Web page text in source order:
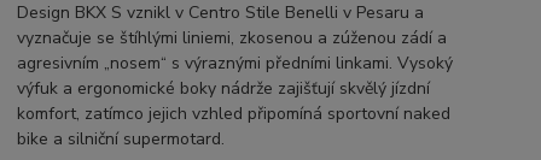
Design BKX S vznikl v Centro Stile Benelli v Pesaru a
vyznačuje se štíhlými liniemi, zkosenou a zúženou zádí a
agresivním „nosem“ s výraznými předními linkami. Vysoký
výfuk a ergonomické boky nádrže zajišťují skvělý jízdní
komfort, zatímco jejich vzhled připomíná sportovní naked
bike a silniční supermotard.